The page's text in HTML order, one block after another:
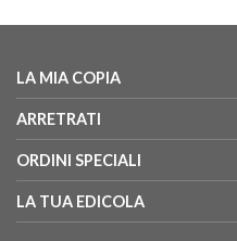
LA MIA COPIA
ARRETRATI
ORDINI SPECIALI
LA TUA EDICOLA